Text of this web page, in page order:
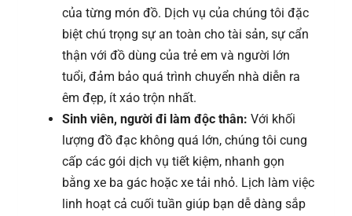
của từng món đồ. Dịch vụ của chúng tôi đặc
biệt chú trọng sự an toàn cho tài sản, sự cẩn
thận với đồ dùng của trẻ em và người lớn
tuổi, đảm bảo quá trình chuyển nhà diễn ra
êm đẹp, ít xáo trộn nhất.
Sinh viên, người đi làm độc thân: Với khối
lượng đồ đạc không quá lớn, chúng tôi cung
cấp các gói dịch vụ tiết kiệm, nhanh gọn
bằng xe ba gác hoặc xe tải nhỏ. Lịch làm việc
linh hoạt cả cuối tuần giúp bạn dễ dàng sắp